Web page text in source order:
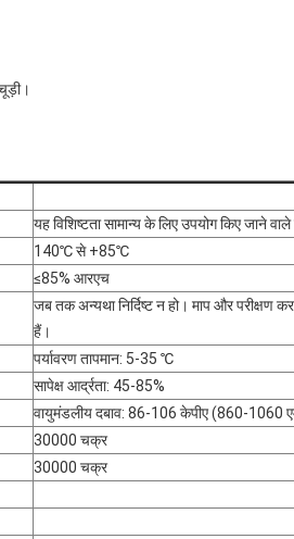
यह विशिष्टता सामान्य के लिए उपयोग किए जाने वाले
140℃ से +85℃
≤85% आरएच
जब तक अन्यथा निर्दिष्ट न हो। माप और परीक्षण
हैं।
पर्यावरण तापमान: 5-35 ℃
सापेक्ष आर्द्रता: 45-85%
वायुमंडलीय दबाव: 86-106 केपीए (860-1060
30000 चक्र
30000 चक्र